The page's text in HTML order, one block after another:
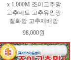
x 1,000M 조이고추망
고추네트 고추유인망
절화망 고추재배망
98,000원